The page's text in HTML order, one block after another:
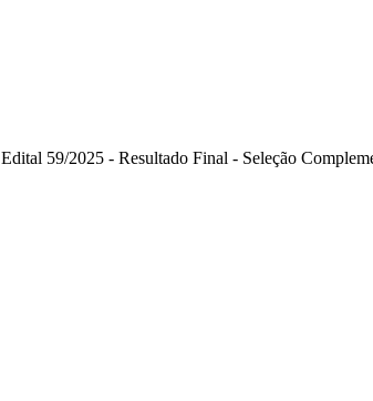
Edital 59/2025 - Resultado Final - Seleção